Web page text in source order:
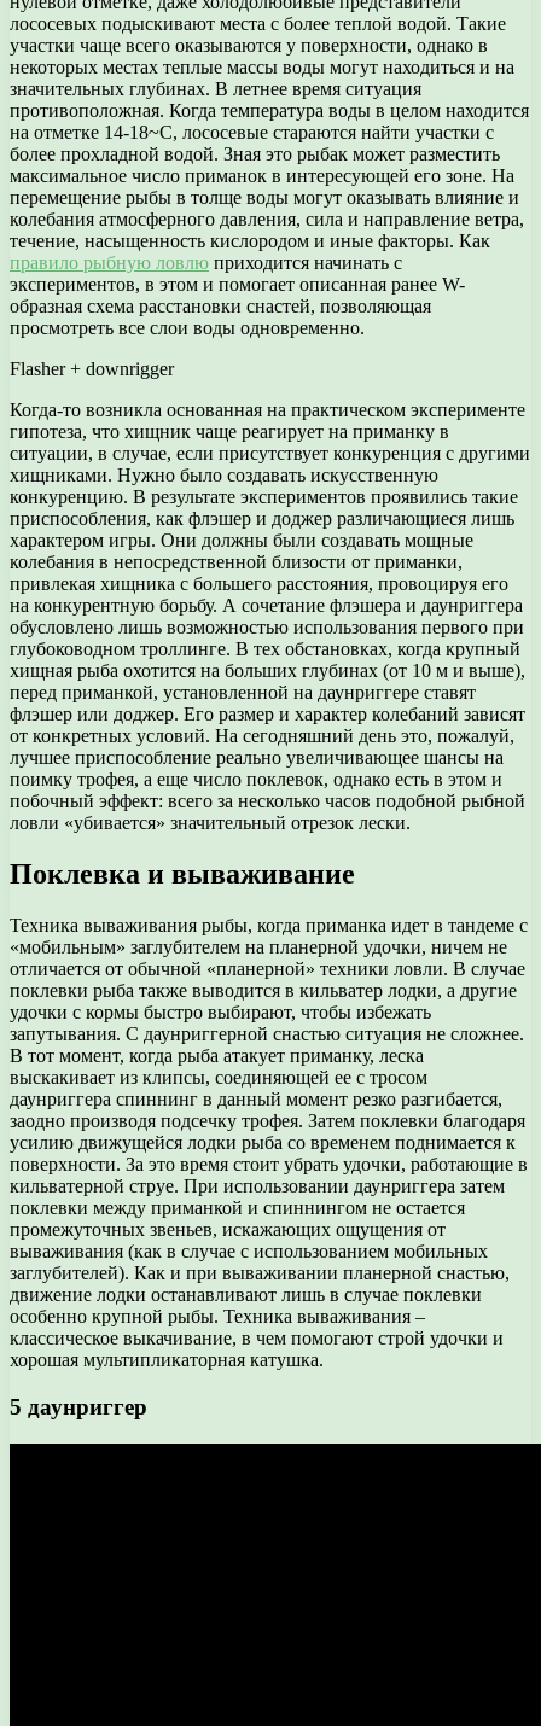
лососевых подыскивают места с более теплой водой. Такие
участки чаще всего оказываются у поверхности, однако в
некоторых местах теплые массы воды могут находиться и на
значительных глубинах. В летнее время ситуация
противоположная. Когда температура воды в целом находится
на отметке 14-18~С, лососевые стараются найти участки с
более прохладной водой. Зная это рыбак может разместить
максимальное число приманок в интересующей его зоне. На
перемещение рыбы в толще воды могут оказывать влияние и
колебания атмосферного давления, сила и направление ветра,
течение, насыщенность кислородом и иные факторы. Как
правило рыбную ловлю приходится начинать с
экспериментов, в этом и помогает описанная ранее W-
образная схема расстановки снастей, позволяющая
просмотреть все слои воды одновременно.
Flasher + downrigger
Когда-то возникла основанная на практическом эксперименте
гипотеза, что хищник чаще реагирует на приманку в
ситуации, в случае, если присутствует конкуренция с другими
хищниками. Нужно было создавать искусственную
конкуренцию. В результате экспериментов проявились такие
приспособления, как флэшер и доджер различающиеся лишь
характером игры. Они должны были создавать мощные
колебания в непосредственной близости от приманки,
привлекая хищника с большего расстояния, провоцируя его
на конкурентную борьбу. А сочетание флэшера и даунриггера
обусловлено лишь возможностью использования первого при
глубоководном троллинге. В тех обстановках, когда крупный
хищная рыба охотится на больших глубинах (от 10 м и выше),
перед приманкой, установленной на даунриггере ставят
флэшер или доджер. Его размер и характер колебаний зависят
от конкретных условий. На сегодняшний день это, пожалуй,
лучшее приспособление реально увеличивающее шансы на
поимку трофея, а еще число поклевок, однако есть в этом и
побочный эффект: всего за несколько часов подобной рыбной
ловли «убивается» значительный отрезок лески.
Поклевка и вываживание
Техника вываживания рыбы, когда приманка идет в тандеме с
«мобильным» заглубителем на планерной удочки, ничем не
отличается от обычной «планерной» техники ловли. В случае
поклевки рыба также выводится в кильватер лодки, а другие
удочки с кормы быстро выбирают, чтобы избежать
запутывания. С даунриггерной снастью ситуация не сложнее.
В тот момент, когда рыба атакует приманку, леска
выскакивает из клипсы, соединяющей ее с тросом
даунриггера спиннинг в данный момент резко разгибается,
заодно производя подсечку трофея. Затем поклевки благодаря
усилию движущейся лодки рыба со временем поднимается к
поверхности. За это время стоит убрать удочки, работающие в
кильватерной струе. При использовании даунриггера затем
поклевки между приманкой и спиннингом не остается
промежуточных звеньев, искажающих ощущения от
вываживания (как в случае с использованием мобильных
заглубителей). Как и при вываживании планерной снастью,
движение лодки останавливают лишь в случае поклевки
особенно крупной рыбы. Техника вываживания –
классическое выкачивание, в чем помогают строй удочки и
хорошая мультипликаторная катушка.
5 даунриггер